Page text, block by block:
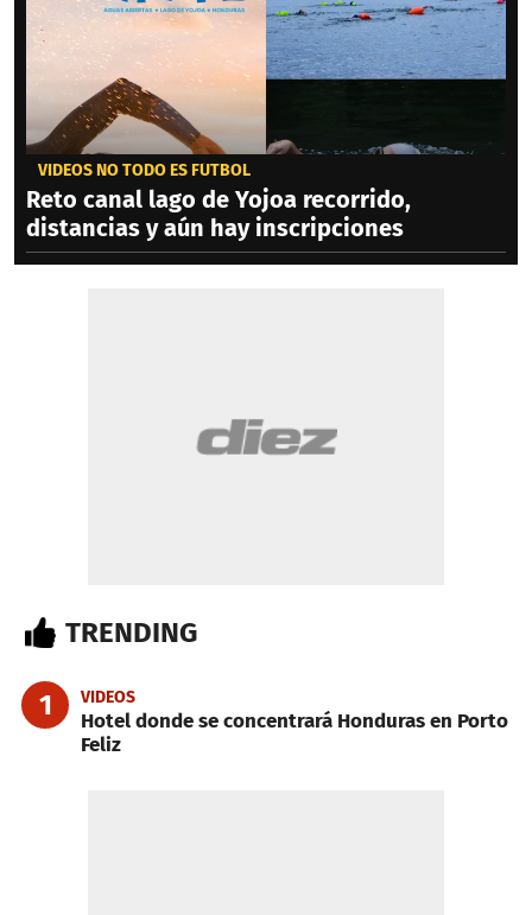
VIDEOS NO TODO ES FÚTBOL
Reto canal lago de Yojoa recorrido,
distancias y aún hay inscripciones
TRENDING
1 VIDEOS
Hotel donde se concentrará Honduras en Porto
Feliz